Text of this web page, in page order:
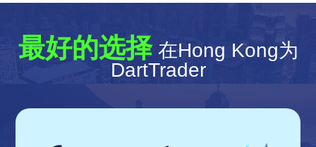
最好的选择在Hong Kong为
DartTrader